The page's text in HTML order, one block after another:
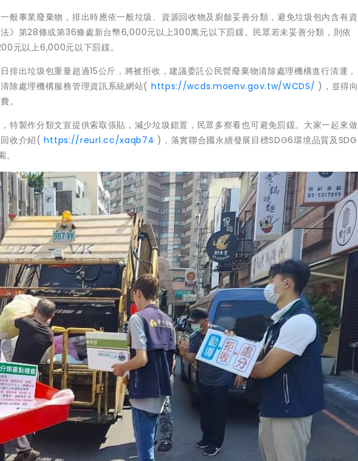
般事業廢棄物，排出時應依一般垃圾、資源回收物及廚餘妥善分類，避免垃圾包內含有資
》第28條或第36條處新台幣6,000元以上300萬元以下罰鍰。民眾若未妥善分類，則依
元以上6,000元以下罰鍰。
排出垃圾包重量超過15公斤，將被拒收，建議委託公民營廢棄物清除處理機構進行清運，
除處理機構服務管理資訊系統網站( https://wcds.moenv.gov.tw/WCDS/ )，並得向
。
特製作分類文宣提供索取張貼，減少垃圾錯置，民眾多察看也可避免罰鍰。大家一起來做
回收介紹(https://reurl.cc/xaqb74 )，落實聯合國永續發展目標SDG6環境品質及SDG